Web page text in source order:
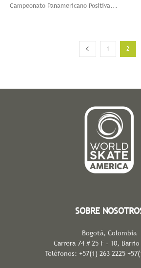
Campeonato Panamericano Positiva...
1 2
SOBRE
Bogotá, Colombia
Carrera 74 # 25 F - 10,
Teléfonos: +57(1) 263 2225